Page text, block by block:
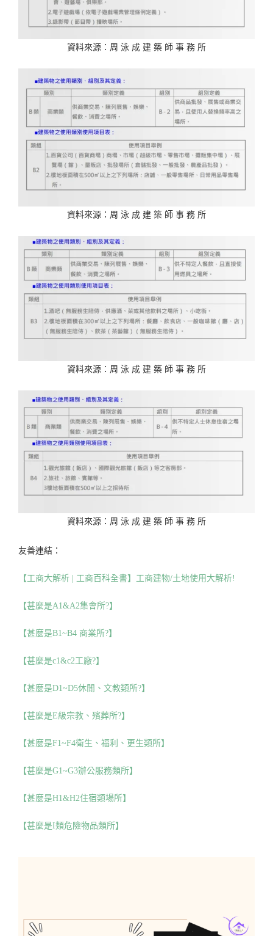
資料來源：周 泳 成 建 築 師 事 務 所
資料來源：周 泳 成 建 築 師 事 務 所
資料來源：周 泳 成 建 築 師 事 務 所
資料來源：周 泳 成 建 築 師 事 務 所
友善連結：
【工商大解析 | 工商百科全書】工商建物/土地使用大解析!
【甚麼是A1&A2集會所?】
【甚麼是B1~B4 商業所?】
【甚麼是c1&c2工廠?】
【甚麼是D1~D5休閒、文教類所?】
【甚麼是E級宗教、殯葬所?】
【甚麼是F1~F4衛生、福利、更生類所】
【甚麼是G1~G3辦公服務類所】
【甚麼是H1&H2住宿類場所】
【甚麼是I類危險物品類所】